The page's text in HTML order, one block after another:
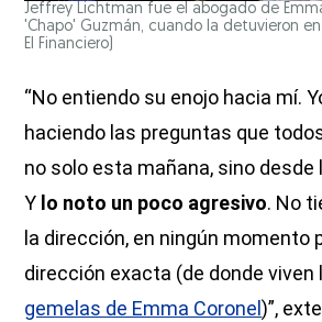
Jeffrey Lichtman fue el abogado de
'Chapo' Guzmán, cuando la detuvieron en
El Financiero)
“No entiendo su enojo hacia mí.
haciendo las preguntas que
no solo esta mañana, sino
Y lo noto un poco agresivo. No
la dirección, en ningún momento
dirección exacta (de donde viven
gemelas de Emma Coronel)”,